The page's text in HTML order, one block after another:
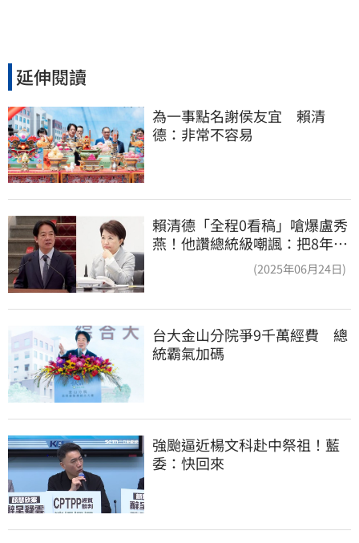
延伸閱讀
為一事點名謝侯友宜　賴清
德：非常不容易
賴清德「全程0看稿」嗆爆盧秀
燕！他讚總統級嘲諷：把8年總
(2025年06月24日)
台大金山分院爭9千萬經費　總
統霸氣加碼
強颱逼近楊文科赴中祭祖！藍
委：快回來